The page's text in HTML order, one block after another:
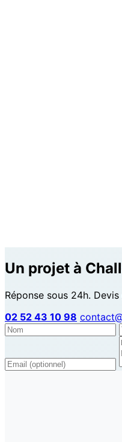
Un projet à
Réponse sous 24h.
02 52 43 10 98